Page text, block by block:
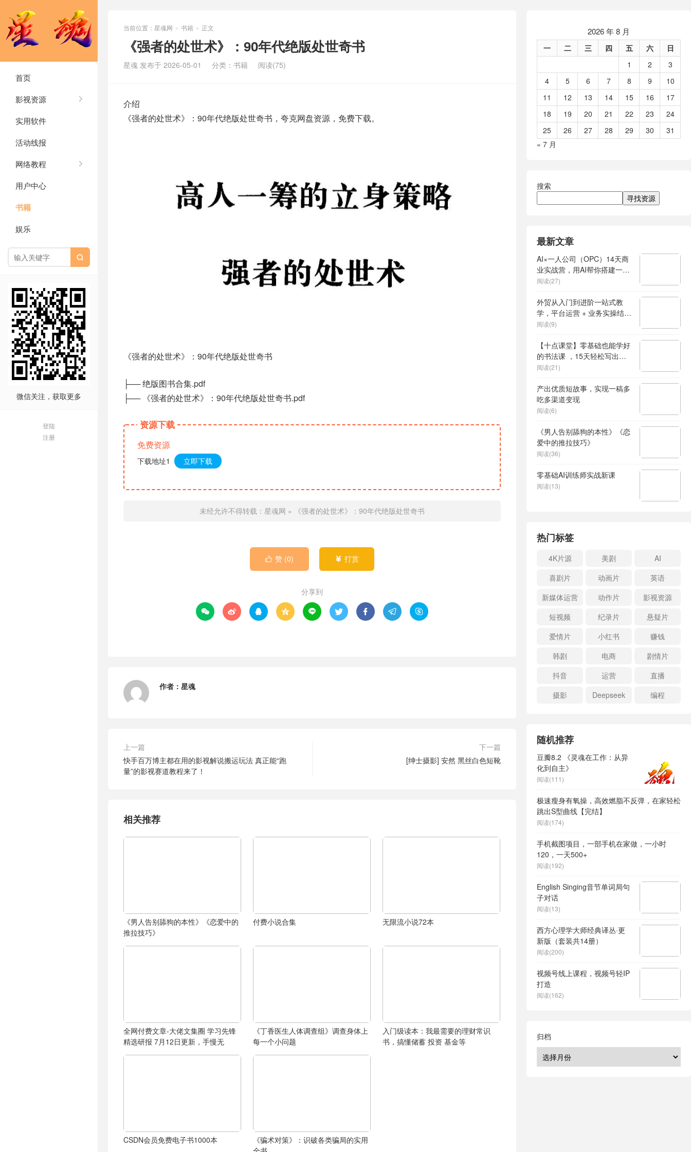
首页
影视资源
实用软件
活动线报
网络教程
用户中心
书籍
娱乐

微信关注，获取更多
登陆
注册
当前位置： 星魂网 > 书籍 > 正文
《强者的处世术》：90年代绝版处世奇书
星魂 发布于 2026-05-01 分类： 书籍 阅读(75)
介绍
《强者的处世术》：90年代绝版处世奇书，夸克网盘资源，免费下载。
《强者的处世术》：90年代绝版处世奇书
├── 绝版图书合集.pdf
├── 《强者的处世术》：90年代绝版处世奇书.pdf
资源下载
免费资源
下载地址1 立即下载
未经允许不得转载： 星魂网 » 《强者的处世术》：90年代绝版处世奇书
 赞 (0)  打赏
分享到
        
作者： 星魂
上一篇
快手百万博主都在用的影视解说搬运玩法 真正能“跑
量”的影视赛道教程来了！
下一篇
[绅士摄影] 安然 黑丝白色短靴
相关推荐
《男人告别舔狗的本性》《恋爱中的
推拉技巧》
付费小说合集 无限流小说72本
全网付费文章-大佬文集圈 学习先锋
精选研报 7月12日更新，手慢无
《丁香医生人体调查组》调查身体上
每一个小问题
入门级读本：我最需要的理财常识
书，搞懂储蓄 投资 基金等
CSDN会员免费电子书1000本
《骗术对策》：识破各类骗局的实用
2026 年 8 月
一 二 三 四 五 六
日
1
2
3
4
5 6 7 8 9
10
11
12 13 14 15 16
17
18
19 20 21 22 23
24
25
26 27 28 29 30
31
« 7 月
搜索
寻找资源
最新文章
AI×一人公司（OPC）14天商
业实战营，用AI帮你搭建一个
属于你自己的、能独立賺钱的
阅读(27)
外贸从入门到进阶一站式教
学，平台运营 + 业务实操结
合，实现业绩稳步增长
阅读(9)
【十点课堂】零基础也能学好
的书法课 ，15天轻松写出漂
亮人生
阅读(21)
产出优质短故事，实现一稿多
吃多渠道变现
阅读(6)
《男人告别舔狗的本性》《恋
爱中的推拉技巧》
阅读(36)
零基础AI训练师实战新课
阅读(13)
热门标签
4K片源 美剧
AI
喜剧片
动画片
英语
新媒体运营
动作片
影视资源
短视频
纪录片
悬疑片
爱情片
小红书
赚钱
韩剧
电商
剧情片
抖音
运营
直播
摄影
Deepseek 编程
随机推荐
豆瓣8.2 《灵魂在工作：从异
化到自主》
阅读(111)
极速瘦身有氧操，高效燃脂不反弹，在家轻松
跳出S型曲线【完结】
阅读(174)
手机截图项目，一部手机在家做，一小时
120，一天500+
阅读(192)
English Singing音节单词局句
子对话
阅读(13)
西方心理学大师经典译丛·更
新版（套装共14册）
阅读(200)
视频号线上课程，视频号轻IP
打造
阅读(162)
归档